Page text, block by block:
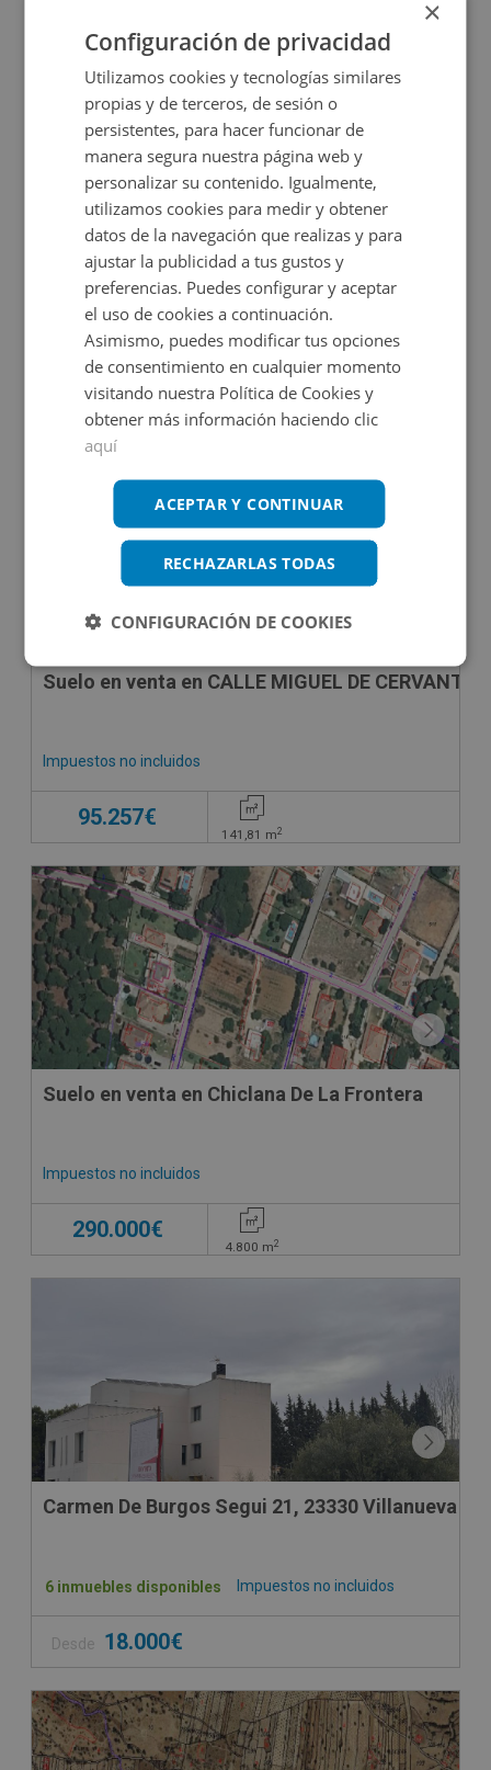
Suelo en venta en Roquetas De Mar
Impuestos no incluidos
102.250€
2.412m2
Suelo en venta en CALLE MIGUEL DE
Impuestos no incluidos
95.257€
141,81 m2
CONDICIONES ESPECIALES
Suelo en venta en Chiclana De La Frontera
Impuestos no incluidos
290.000€
4.800 m2
Carmen De Burgos Segui 21, 23330
Impuestos no incluidos
6 inmuebles disponibles
Desde 18.000€
CONDICIONES ESPECIALES
×
Configuración de privacidad
Utilizamos cookies y tecnologías similares
propias y de terceros, de sesión o
persistentes, para hacer funcionar de
manera segura nuestra página web y
personalizar su contenido. Igualmente,
utilizamos cookies para medir y obtener
datos de la navegación que realizas y para
ajustar la publicidad a tus gustos y
preferencias. Puedes configurar y aceptar
el uso de cookies a continuación.
Asimismo, puedes modificar tus opciones
de consentimiento en cualquier momento
visitando nuestra Política de Cookies y
obtener más información haciendo clic
aquí
ACEPTAR Y CONTINUAR
RECHAZARLAS TODAS
CONFIGURACIÓN DE COOKIES